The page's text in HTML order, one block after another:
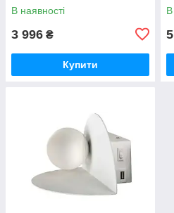
В наявності
3 996 ₴
Купити
В